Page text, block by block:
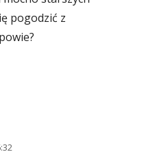
pogodzić z